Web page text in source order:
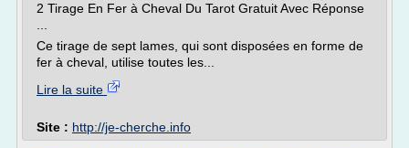
2 Tirage En Fer à Cheval Du Tarot Gratuit Avec Réponse
Ce tirage de sept lames, qui sont disposées en forme de
fer à cheval, utilise toutes les...
Lire la suite
Site : http://je-cherche.info